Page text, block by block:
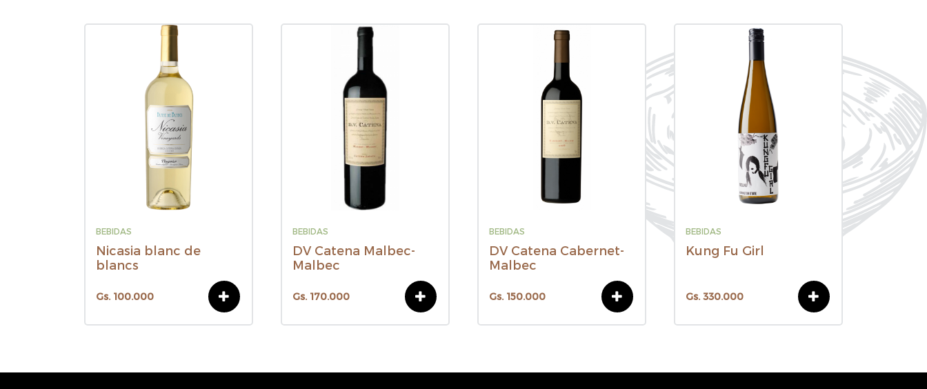
BEBIDAS
Nicasia blanc de
blancs
Gs. 100.000
BEBIDAS
DV Catena Malbec-
Malbec
Gs. 170.000
BEBIDAS
DV Catena Cabernet-
Malbec
Gs. 150.000
BEBIDAS
Kung Fu Girl
Gs. 330.000